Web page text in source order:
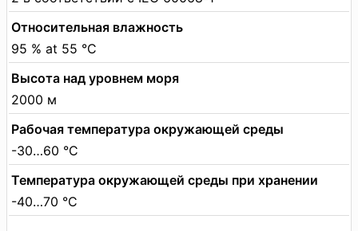
Относительная влажность
95 % at 55 °C
Высота над уровнем моря
2000 м
Рабочая температура окружающей среды
-30…60 °C
Температура окружающей среды при хранении
-40…70 °C